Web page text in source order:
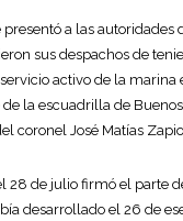
a las autoridades
sus despachos de
activo de la marina
de la escuadrilla de
coronel José Matías
28 de julio firmó el parte
desarrollado el 26 de